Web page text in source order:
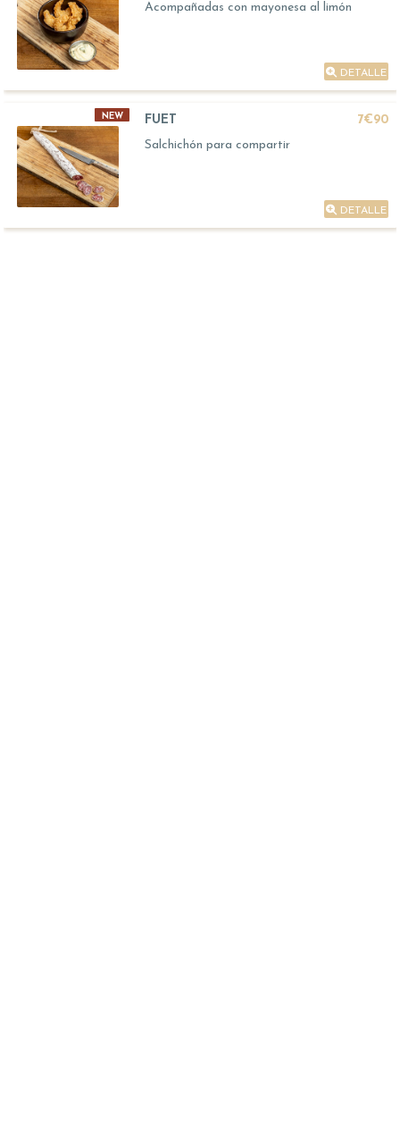
Acompañadas con mayonesa al limón
DETALLE
NEW FUET
7€90
Salchichón para compartir
DETALLE